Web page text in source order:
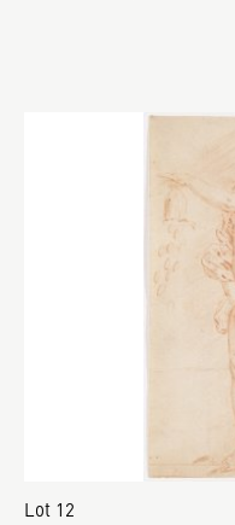
Lot 12